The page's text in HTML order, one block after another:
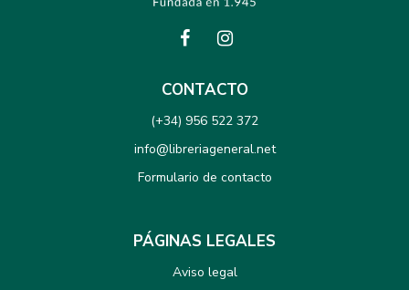
CONTACTO
(+34) 956 522 372
info@libreriageneral.net
Formulario de contacto
PÁGINAS LEGALES
Aviso legal